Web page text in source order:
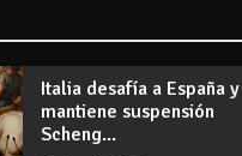
Italia desafía a España y
mantiene suspensión
Scheng...